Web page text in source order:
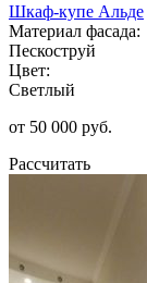
Шкаф-купе Альде
Материал фасада:
Пескоструй
Цвет:
Светлый
от 50 000 руб.
Рассчитать